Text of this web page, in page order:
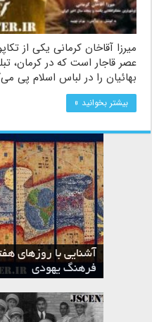
میرزا آقاخان کرمانی یکی از
عصر قاجار است که در کرمان،
بهائیان را در لباس اسلام پی
بیشتر بخوانید »
آشنایی با روزهای
فرهنگ یهودی
ماه نیسان در تقویم
تقویم عبری
ماه شواط در تقویم
ماه طوت در تقویم
ماه حشوان در تقویم
ماه تیشری در تقویم
ماه الول در تقویم